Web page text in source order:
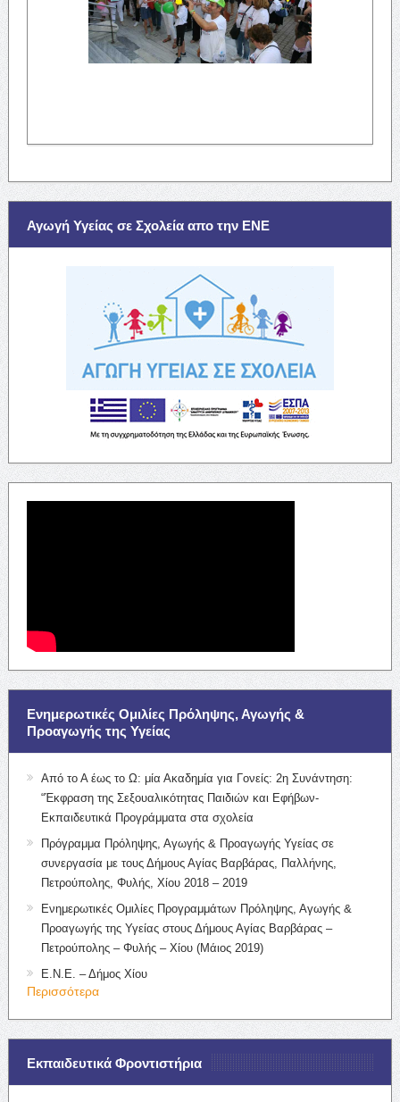
Αγωγή Υγείας σε Σχολεία απο την ΕΝΕ
Ενημερωτικές Ομιλίες Πρόληψης, Αγωγής &
Προαγωγής της Υγείας
Από το Α έως το Ω: μία Ακαδημία για Γονείς: 2η Συνάντηση:
“Έκφραση της Σεξουαλικότητας Παιδιών και Εφήβων-
Εκπαιδευτικά Προγράμματα στα σχολεία
Πρόγραμμα Πρόληψης, Αγωγής & Προαγωγής Υγείας σε
συνεργασία με τους Δήμους Αγίας Βαρβάρας, Παλλήνης,
Πετρούπολης, Φυλής, Χίου 2018 – 2019
Ενημερωτικές Ομιλίες Προγραμμάτων Πρόληψης, Αγωγής &
Προαγωγής της Υγείας στους Δήμους Αγίας Βαρβάρας –
Πετρούπολης – Φυλής – Χίου (Μάιος 2019)
Ε.Ν.Ε. – Δήμος Χίου
Περισσότερα
Εκπαιδευτικά Φροντιστήρια